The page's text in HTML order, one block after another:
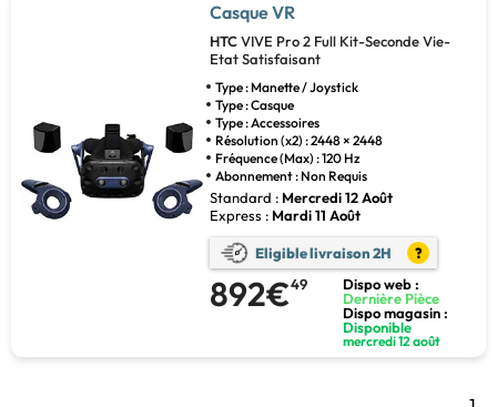
Casque VR
HTCVIVE Pro 2 Full Kit-Seconde Vie-
Etat Satisfaisant
Type : Manette / Joystick
Type : Casque
Type : Accessoires
Résolution (x2) : 2448 × 2448
Fréquence (Max) : 120 Hz
Abonnement : Non Requis
Standard : Mercredi 12 Août
Express : Mardi 11 Août
Eligible livraison 2H ?
892€49
Dispo web :
Dernière Pièce
Dispo magasin :
Disponible
mercredi 12 août